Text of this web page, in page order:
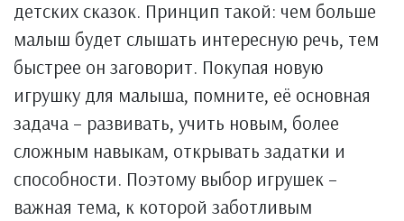
детских сказок. Принцип такой: чем больше
малыш будет слышать интересную речь, тем
быстрее он заговорит. Покупая новую
игрушку для малыша, помните, её основная
задача – развивать, учить новым, более
сложным навыкам, открывать задатки и
способности. Поэтому выбор игрушек –
важная тема, к которой заботливым